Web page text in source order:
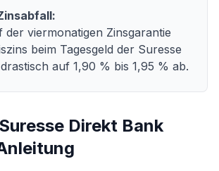
der viermonatigen Zinsgarantie
beim Tagesgeld der Suresse
auf 1,90 % bis 1,95 % ab.
Direkt Bank